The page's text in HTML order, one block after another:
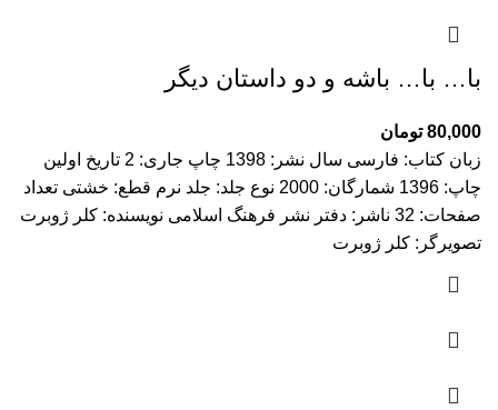
با… با… باشه و دو داستان دیگر
80,000 تومان
زبان کتاب: فارسی سال نشر: 1398 چاپ جاری: 2 تاریخ اولین
چاپ: 1396 شمارگان: 2000 نوع جلد: جلد نرم قطع: خشتی تعداد
صفحات: 32 ناشر: دفتر نشر فرهنگ اسلامی نویسنده: کلر ژوبرت
تصویرگر: کلر ژوبرت